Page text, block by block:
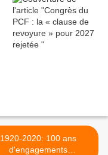
1920-2020: 100 ans
d'engagements